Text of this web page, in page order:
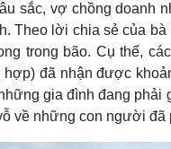
Gia đình
Văn hóa
Sân
Văn học
Âm nhạc
Di sản
sắc, vợ chồng doanh
Theo lời chia sẻ của
trong bão. Cụ thể,
đã nhận được
gia đình đang phải
về những con người